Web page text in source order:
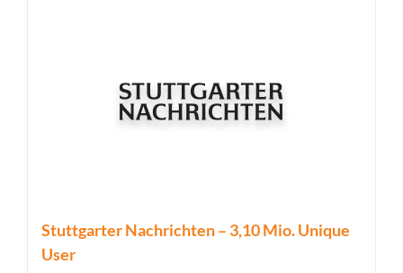
Stuttgarter Nachrichten – 3,10 Mio. Unique
User